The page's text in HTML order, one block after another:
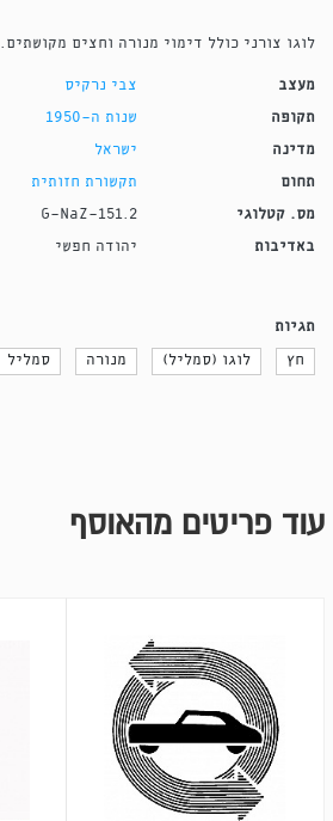
לוגו צורני כולל דימוי מנורה וחצים מקושתים.
מעצב צבי נרקיס
תקופה שנות ה-1950
מדינה ישראל
תחום תקשורת חזותית
מס. קטלוגי G-NaZ-151.2
באדיבות יהודה חפשי
תגיות
חץ לוגו (סמליל) מנורה סמליל
עוד פריטים מהאוסף